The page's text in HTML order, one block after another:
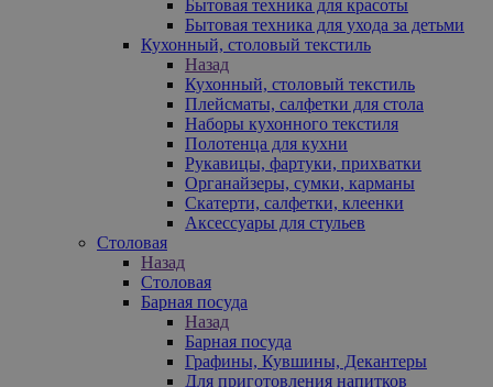
Бытовая техника для красоты
Бытовая техника для ухода за детьми
Кухонный, столовый текстиль
Назад
Кухонный, столовый текстиль
Плейсматы, салфетки для стола
Наборы кухонного текстиля
Полотенца для кухни
Рукавицы, фартуки, прихватки
Органайзеры, сумки, карманы
Скатерти, салфетки, клеенки
Аксессуары для стульев
Столовая
Назад
Столовая
Барная посуда
Назад
Барная посуда
Графины, Кувшины, Декантеры
Для приготовления напитков